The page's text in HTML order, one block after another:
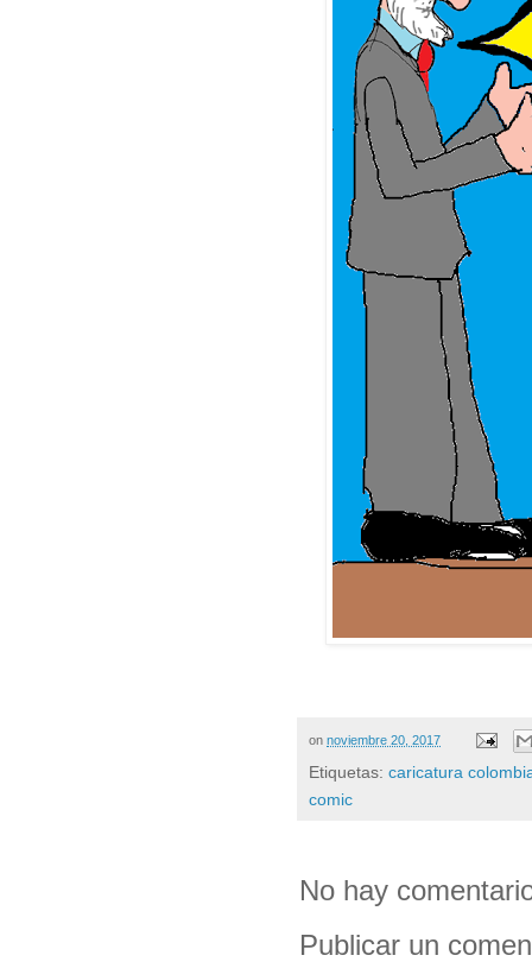
on noviembre 20, 2017
Etiquetas: caricatura
comic
No hay
Publicar un